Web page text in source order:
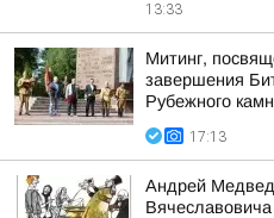
13:33
Митинг,
завершения
Рубежного
17:13
Андрей